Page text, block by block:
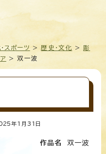
スポーツ >歴史・文化 > 彫
> 双一波
年1月 31 日
作品名 双一波